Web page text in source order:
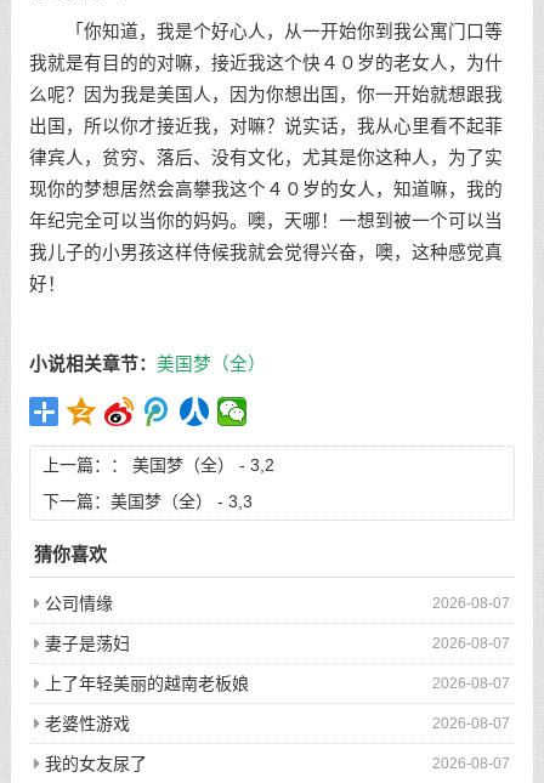
「你知道，我是个好心人，从一开始你到我公寓门口等
我就是有目的的对嘛，接近我这个快４０岁的老女人，为什
么呢？因为我是美国人，因为你想出国，你一开始就想跟我
出国，所以你才接近我，对嘛？说实话，我从心里看不起菲
律宾人，贫穷、落后、没有文化，尤其是你这种人，为了实
现你的梦想居然会高攀我这个４０岁的女人，知道嘛，我的
年纪完全可以当你的妈妈。噢，天哪！一想到被一个可以当
我儿子的小男孩这样侍候我就会觉得兴奋，噢，这种感觉真
好！
小说相关章节： 美国梦（全）
上一篇：： 美国梦（全） - 3,2
下一篇： 美国梦（全） - 3,3
猜你喜欢
2026-08-07
公司情缘
2026-08-07
妻子是荡妇
2026-08-07
上了年轻美丽的越南老板娘
2026-08-07
老婆性游戏
2026-08-07
我的女友尿了